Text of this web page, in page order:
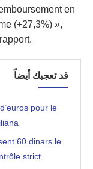
en
(+27,3%) »,
قد تعجبك أيضاً
pour le
60 dinars le
strict